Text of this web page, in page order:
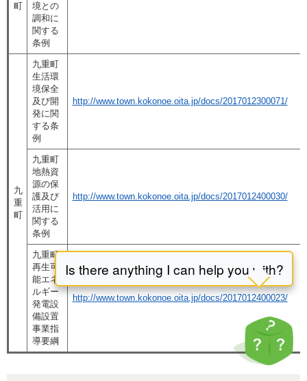
町
境との
調和に
関する
条例
九
重
町
九重町
生活環
境保全
及び開
発に関
する条
例
http://www.town.kokonoe.oita.jp/docs/2017012300071/
九重町
地熱資
源の保
護及び
活用に
関する
条例
http://www.town.kokonoe.oita.jp/docs/2017012400030/
九重町
再生可
能エネ
ルギー
発電設
備設置
事業指
導要綱
http://www.town.kokonoe.oita.jp/docs/2017012400023/